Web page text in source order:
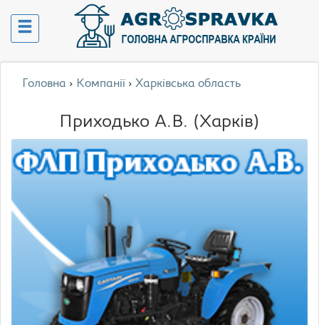
Головна › Компанії › Харківська область
Приходько А.В. (Харків)